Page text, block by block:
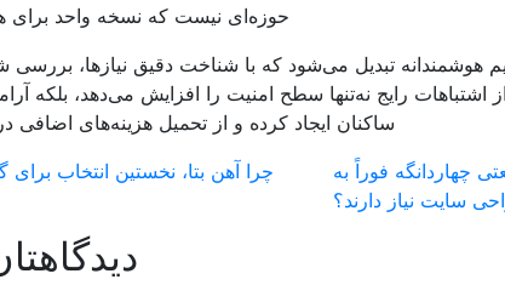
حوزه‌ای نیست که نسخه واحد برای
هوشمندانه تبدیل می‌شود که با شناخت دقیق نیازها،
اشتباهات رایج نه‌تنها سطح امنیت را افزایش می‌دهد، بلکه
ساکنان ایجاد کرده و از تحمیل هزینه‌های اضافی
چهاردانگه فوراً به
سایت نیاز دارند؟
چرا آهن بتا، نخستین انتخاب